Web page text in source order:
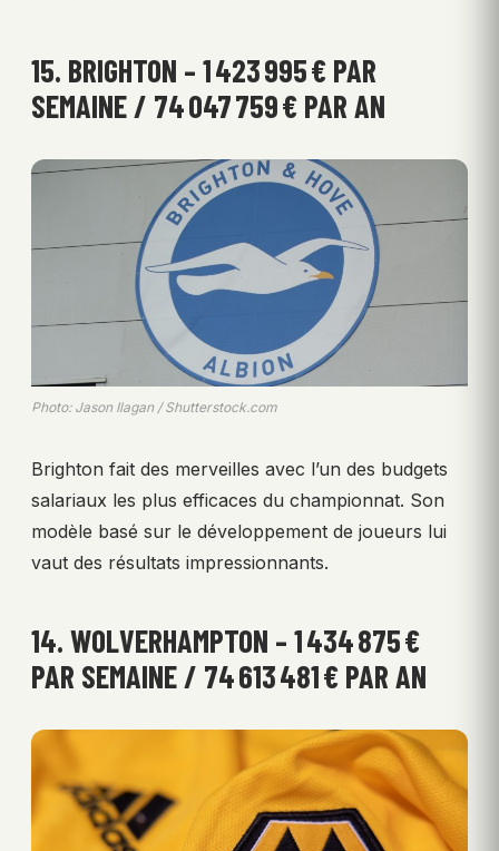
15. BRIGHTON – 1 423 995 € PAR
SEMAINE / 74 047 759 € PAR AN
Photo: Jason Ilagan / Shutterstock.com
Brighton fait des merveilles avec l’un des budgets
salariaux les plus efficaces du championnat. Son
modèle basé sur le développement de joueurs lui
vaut des résultats impressionnants.
14. WOLVERHAMPTON – 1 434 875 €
PAR SEMAINE / 74 613 481 € PAR AN